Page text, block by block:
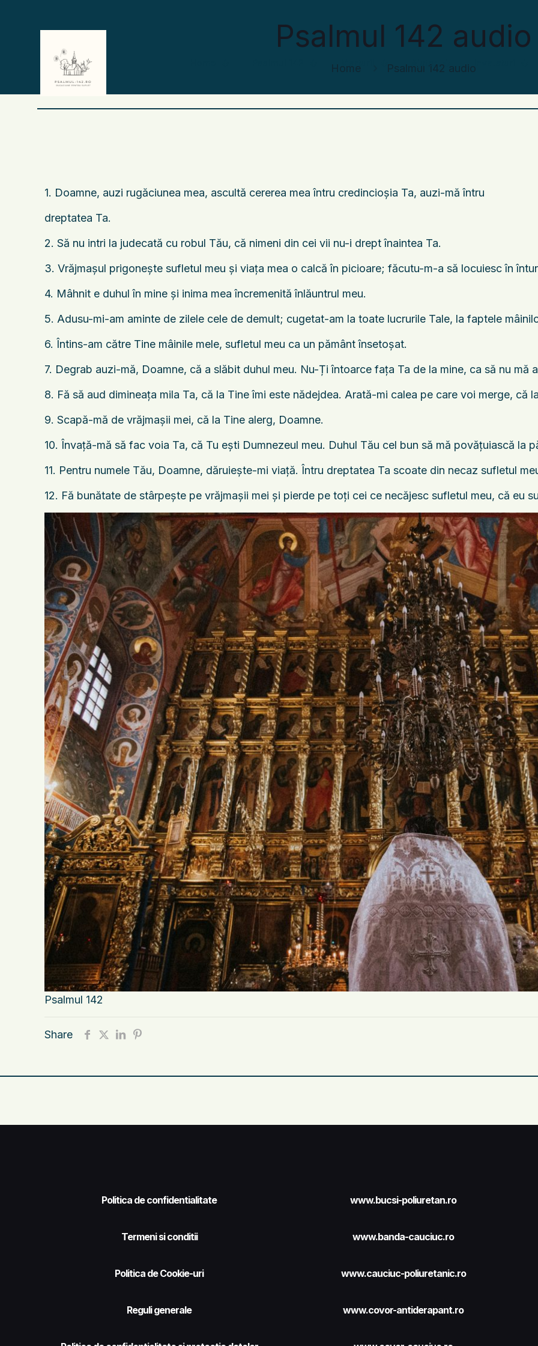
Ajutor
Psalmul 142 audio
Home Psalmul 142 audio
1. Doamne, auzi rugăciunea mea, ascultă cererea mea întru credincioşia Ta, auzi-mă întru
dreptatea Ta.
2. Să nu intri la judecată cu robul Tău, că nimeni din cei vii nu-i drept înaintea Ta.
3. Vrăjmaşul prigoneşte sufletul meu şi viaţa mea o calcă în picioare; făcutu-m-a să locuiesc în
4. Mâhnit e duhul în mine şi inima mea încremenită înlăuntrul meu.
5. Adusu-mi-am aminte de zilele cele de demult; cugetat-am la toate lucrurile Tale, la faptele
6. Întins-am către Tine mâinile mele, sufletul meu ca un pământ însetoşat.
7. Degrab auzi-mă, Doamne, că a slăbit duhul meu. Nu-Ți întoarce faţa Ta de la mine, ca să nu mă
8. Fă să aud dimineaţa mila Ta, că la Tine îmi este nădejdea. Arată-mi calea pe care voi merge, că
9. Scapă-mă de vrăjmaşii mei, că la Tine alerg, Doamne.
10. Învaţă-mă să fac voia Ta, că Tu eşti Dumnezeul meu. Duhul Tău cel bun să mă povăţuiască la
11. Pentru numele Tău, Doamne, dăruieşte-mi viaţă. Întru dreptatea Ta scoate din necaz sufletul
12. Fă bunătate de stârpeşte pe vrăjmaşii mei şi pierde pe toţi cei ce necăjesc sufletul meu, că eu
Psalmul 142
Share
Politica de confidentialitate
Termeni si conditii
Politica de Cookie-uri
Reguli generale
www.bucsi-poliuretan.ro
www.banda-cauciuc.ro
www.cauciuc-poliuretanic.ro
www.covor-antiderapant.ro